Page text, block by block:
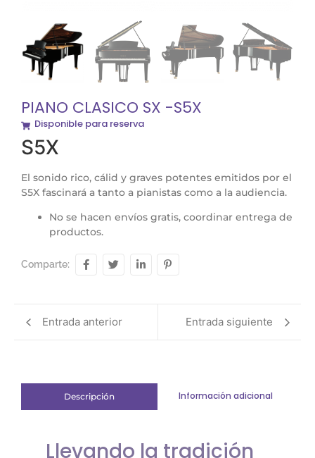
PIANO CLASICO SX -S5X
Disponible para reserva
S5X
El sonido rico, cálid y graves potentes emitidos por el
S5X fascinará a tanto a pianistas como a la audiencia.
No se hacen envíos gratis, coordinar entrega de
productos.
Comparte:
Entrada anterior Entrada siguiente
Descripción Información adicional
Llevando la tradición